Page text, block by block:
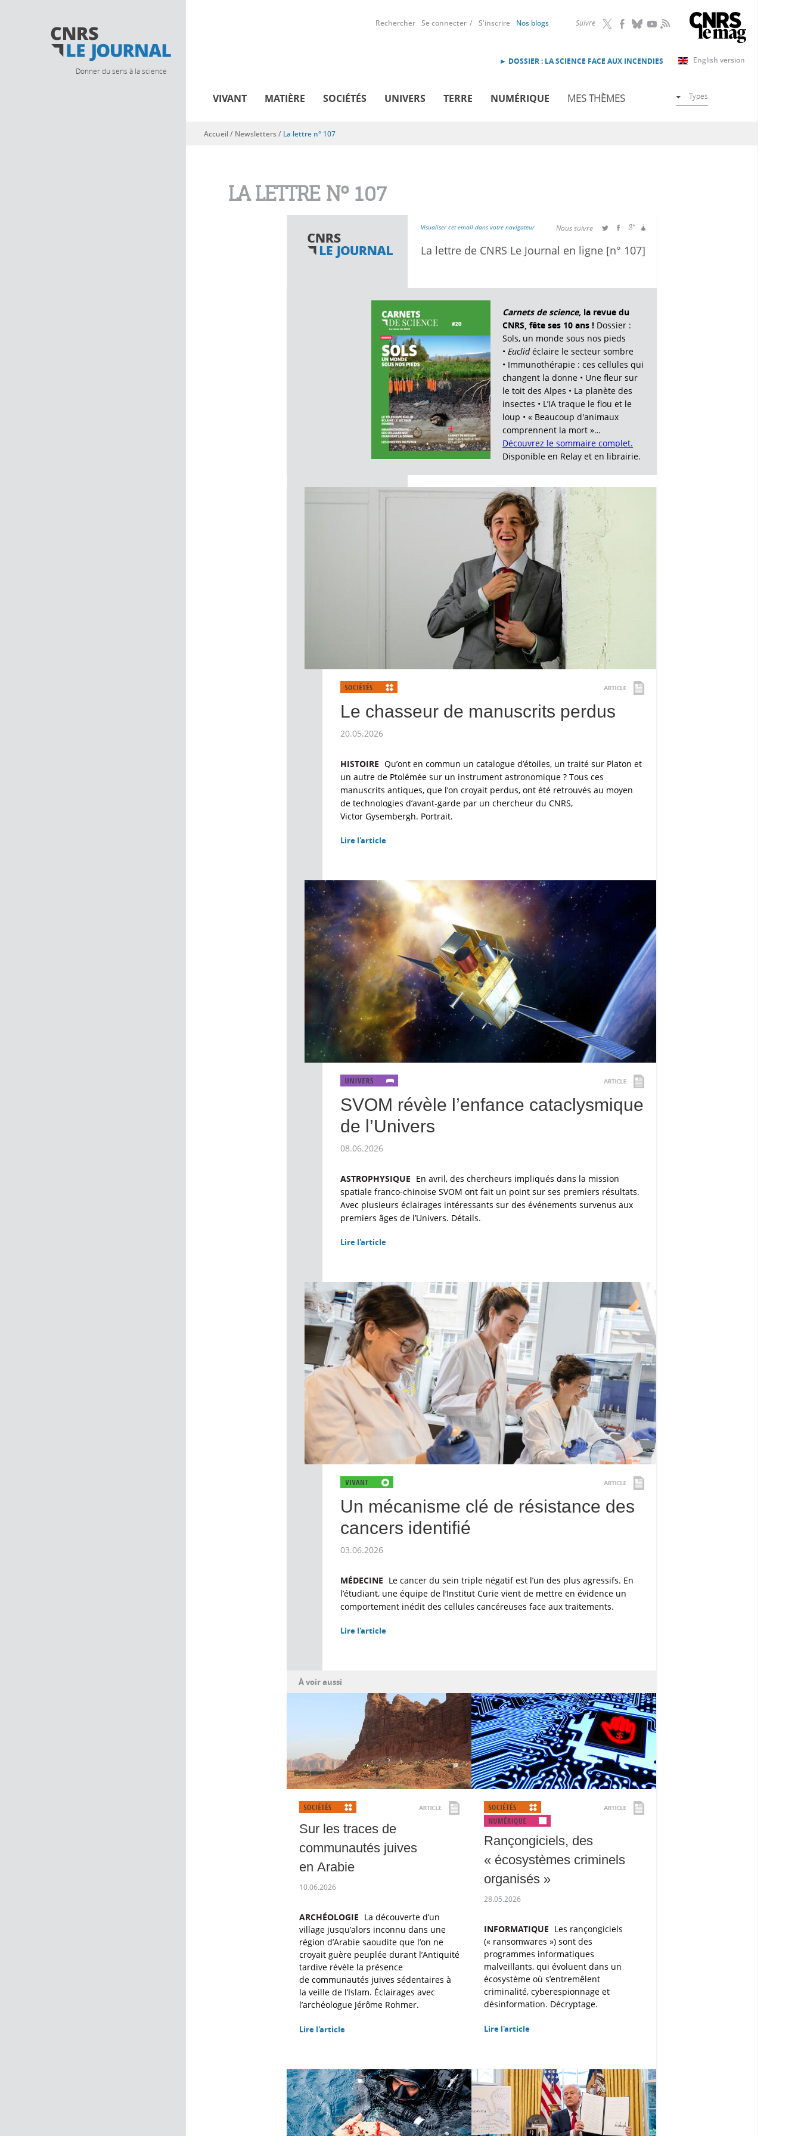
Donner du sens à la science
Suivre RSS
Rechercher Se connecter S'inscrire Nos blogs
English version
► DOSSIER : LA SCIENCE FACE AUX INCENDIES
VIVANT MATIÈRE SOCIÉTÉS UNIVERS TERRE NUMÉRIQUE MES THÈMES Types
Vous êtes ici
Accueil/ Newsletters/ La lettre n° 107
LA LETTRE N° 107
Visualiser cet email dans votre navigateur Nous suivre
La lettre de CNRS Le Journal en ligne [n° 107]
Carnets de science, la revue du
CNRS, fête ses 10 ans ! Dossier :
Sols, un monde sous nos pieds
• Euclidéclaire le secteur sombre
• Immunothérapie : ces cellules qui
changent la donne • Une fleur sur
le toit des Alpes • La planète des
insectes • L’IA traque le flou et le
loup • « Beaucoup d'animaux
comprennent la mort »…
Découvrez le sommaire complet.
Disponible en Relay et en librairie.
Le chasseur de manuscrits perdus
20.05.2026
HISTOIRE Qu’ont en commun un catalogue d’étoiles, un traité sur Platon et
un autre de Ptolémée sur un instrument astronomique ? Tous ces
manuscrits antiques, que l’on croyait perdus, ont été retrouvés au moyen
de technologies d’avant-garde par un chercheur du CNRS,
Victor Gysembergh. Portrait.
Lire l'article
SVOM révèle l’enfance cataclysmique
de l’Univers
08.06.2026
ASTROPHYSIQUE En avril, des chercheurs impliqués dans la mission
spatiale franco-chinoise SVOM ont fait un point sur ses premiers résultats.
Avec plusieurs éclairages intéressants sur des événements survenus aux
premiers âges de l’Univers. Détails.
Lire l'article
Un mécanisme clé de résistance des
cancers identifié
03.06.2026
MÉDECINE Le cancer du sein triple négatif est l’un des plus agressifs. En
l’étudiant, une équipe de l’Institut Curie vient de mettre en évidence un
comportement inédit des cellules cancéreuses face aux traitements.
Lire l'article
À voir aussi
Sur les traces de
communautés juives
en Arabie
10.06.2026
ARCHÉOLOGIE La découverte d’un
village jusqu’alors inconnu dans une
région d’Arabie saoudite que l’on ne
croyait guère peuplée durant l’Antiquité
tardive révèle la présence
de communautés juives sédentaires à
la veille de l’Islam. Éclairages avec
l’archéologue Jérôme Rohmer.
Lire l'article
Rançongiciels, des
« écosystèmes criminels
organisés »
28.05.2026
INFORMATIQUE Les rançongiciels
(« ransomwares ») sont des
programmes informatiques
malveillants, qui évoluent dans un
écosystème où s’entremêlent
criminalité, cyberespionnage et
désinformation. Décryptage.
Lire l'article